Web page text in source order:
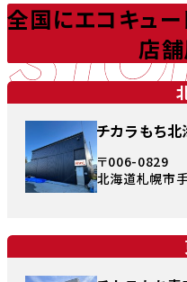
全国にエコキュ
店舗
チカラもち
〒006-0829
北海道札幌市